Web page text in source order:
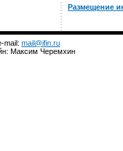
Размещение
mail: mail@ifin.ru
Максим Черемхин